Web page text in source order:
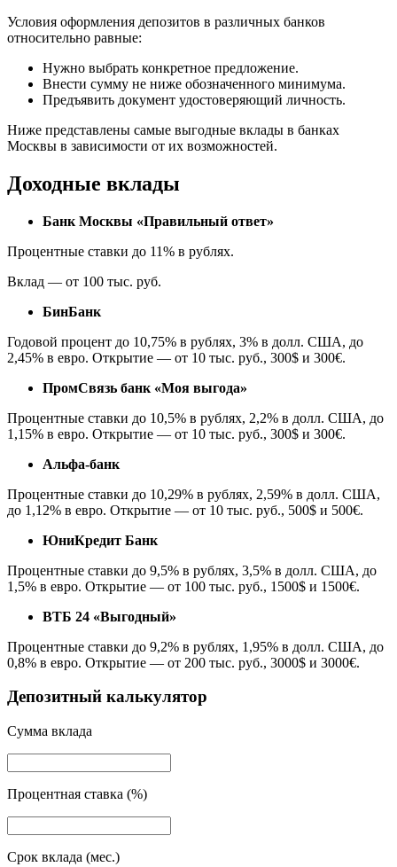
Условия оформления депозитов в различных банков
относительно равные:
Нужно выбрать конкретное предложение.
Внести сумму не ниже обозначенного минимума.
Предъявить документ удостоверяющий личность.
Ниже представлены самые выгодные вклады в банках
Москвы в зависимости от их возможностей.
Доходные вклады
Банк Москвы «Правильный ответ»
Процентные ставки до 11% в рублях.
Вклад — от 100 тыс. руб.
БинБанк
Годовой процент до 10,75% в рублях, 3% в долл. США, до
2,45% в евро. Открытие — от 10 тыс. руб., 300$ и 300€.
ПромСвязь банк «Моя выгода»
Процентные ставки до 10,5% в рублях, 2,2% в долл. США, до
1,15% в евро. Открытие — от 10 тыс. руб., 300$ и 300€.
Альфа-банк
Процентные ставки до 10,29% в рублях, 2,59% в долл. США,
до 1,12% в евро. Открытие — от 10 тыс. руб., 500$ и 500€.
ЮниКредит Банк
Процентные ставки до 9,5% в рублях, 3,5% в долл. США, до
1,5% в евро. Открытие — от 100 тыс. руб., 1500$ и 1500€.
ВТБ 24 «Выгодный»
Процентные ставки до 9,2% в рублях, 1,95% в долл. США, до
0,8% в евро. Открытие — от 200 тыс. руб., 3000$ и 3000€.
Депозитный калькулятор
Cумма вклада
Процентная ставка (%)
Срок вклада (мес.)